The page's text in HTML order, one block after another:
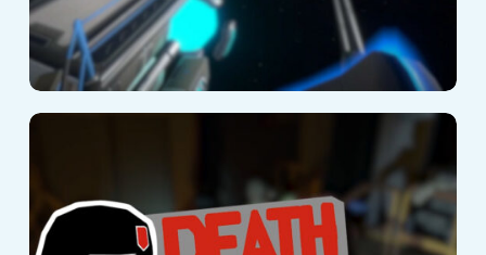
Death Squad